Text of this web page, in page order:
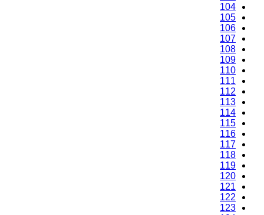
104
105
106
107
108
109
110
111
112
113
114
115
116
117
118
119
120
121
122
123